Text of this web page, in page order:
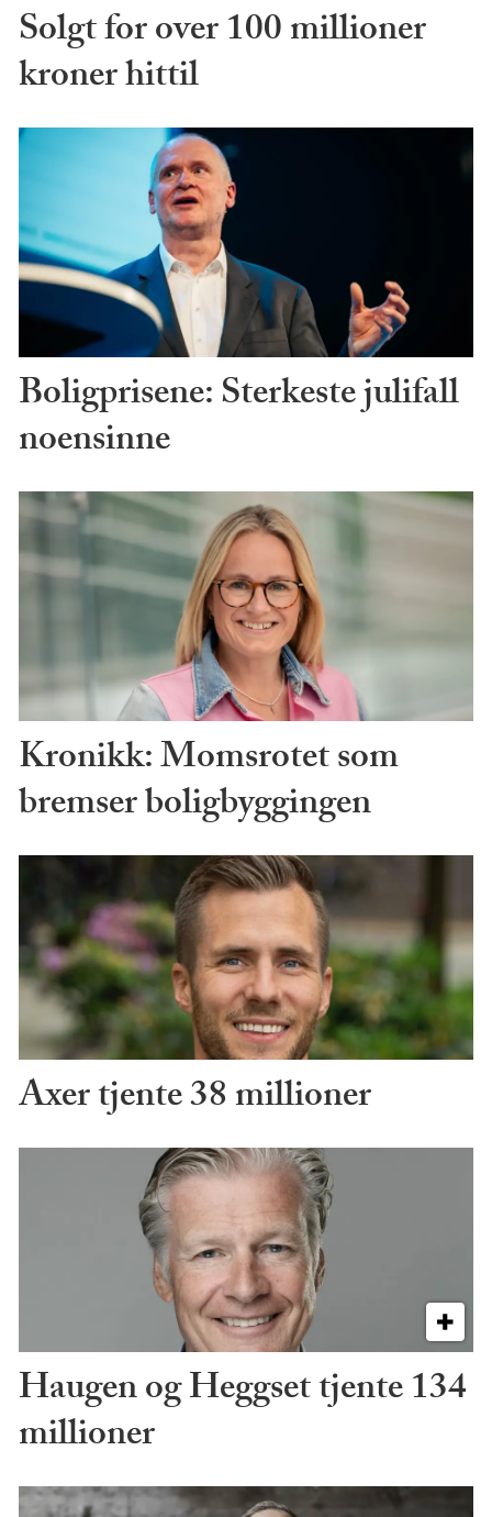
Solgt for over 100 millioner
kroner hittil
Boligprisene: Sterkeste julifall
noensinne
Kronikk: Momsrotet som
bremser boligbyggingen
Axer tjente 38 millioner
Haugen og Heggset tjente 134
millioner